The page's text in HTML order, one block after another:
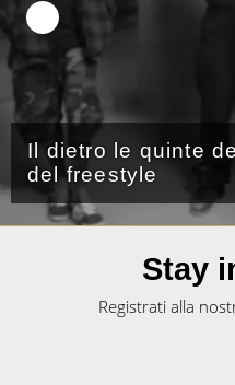
Il dietro le quinte
del freestyle
Stay
Registrati alla